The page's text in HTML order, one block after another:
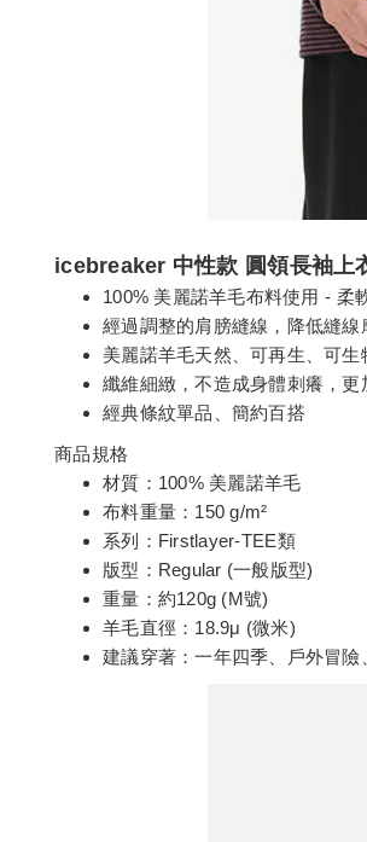
icebreaker 中性款 圓領長袖上
100% 美麗諾羊毛布料使用 - 柔
經過調整的肩膀縫線，降低縫線
美麗諾羊毛天然、可再生、可生
纖維細緻，不造成身體刺癢，更
經典條紋單品、簡約百搭
商品規格
材質：100% 美麗諾羊毛
布料重量：150 g/m²
系列：Firstlayer-TEE類
版型：Regular (一般版型)
重量：約120g (M號)
羊毛直徑：18.9μ (微米)
建議穿著：一年四季、戶外冒險